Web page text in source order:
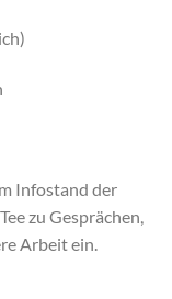
Infostand der
zu Gesprächen,
Arbeit ein.